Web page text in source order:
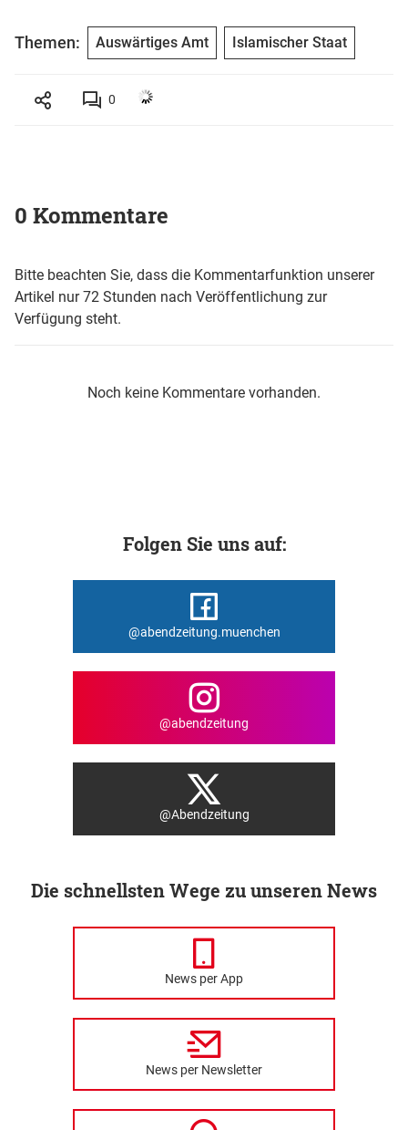
Themen: Auswärtiges Amt Islamischer Staat
0
0 Kommentare
Bitte beachten Sie, dass die Kommentarfunktion unserer
Artikel nur 72 Stunden nach Veröffentlichung zur
Verfügung steht.
Noch keine Kommentare vorhanden.
Folgen Sie uns auf:
@abendzeitung.muenchen
@abendzeitung
@Abendzeitung
Die schnellsten Wege zu unseren News
News per App
News per Newsletter